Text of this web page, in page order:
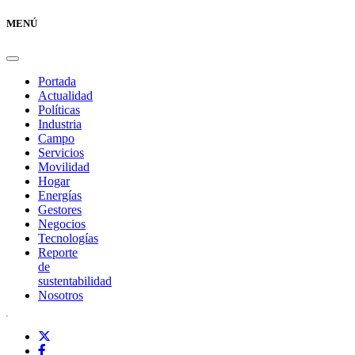
MENÚ
Portada
Actualidad
Políticas
Industria
Campo
Servicios
Movilidad
Hogar
Energías
Gestores
Negocios
Tecnologías
Reporte
de
sustentabilidad
Nosotros